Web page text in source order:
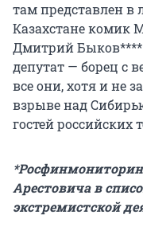
там представлен
Казахстане комик
Дмитрий Быков****
депутат — борец с
все они, хотя и не
взрыве над
гостей российских
Арестовича в
экстремистской